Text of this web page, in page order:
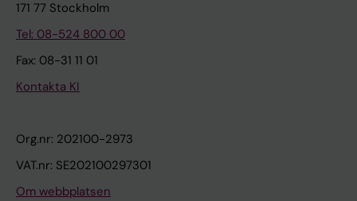
171 77 Stockholm
Tel: 08-524 800 00
Fax: 08-31 11 01
Kontakta KI
Org.nr: 202100-2973
VAT.nr: SE202100297301
Om webbplatsen